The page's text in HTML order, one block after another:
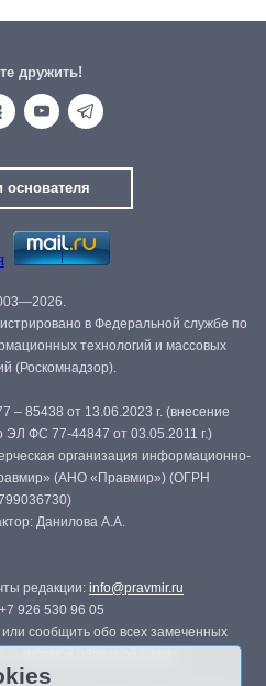
дружить!
основателя
в Федеральной службе по
технологий и массовых
(Роскомнадзор).
– 85438 от 13.06.2023 г. (внесение
ЭЛ ФС 77-44847 от 03.05.2011 г.)
организация информационно-
(АНО «Правмир») (ОГРН
Данилова А.А.
редакции: info@pravmir.ru
926 530 96 05
сообщить обо всех замеченных